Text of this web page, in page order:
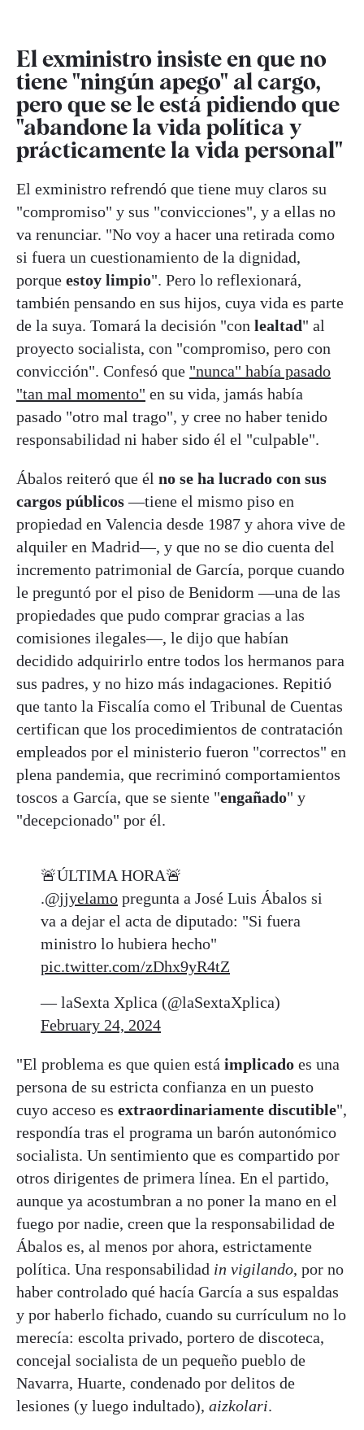
El exministro insiste en que no
tiene "ningún apego" al cargo,
pero que se le está pidiendo que
"abandone la vida política y
prácticamente la vida personal"
El exministro refrendó que tiene muy claros su
"compromiso" y sus "convicciones", y a ellas no
va renunciar. "No voy a hacer una retirada como
si fuera un cuestionamiento de la dignidad,
porque estoy limpio". Pero lo reflexionará,
también pensando en sus hijos, cuya vida es parte
de la suya. Tomará la decisión "con lealtad" al
proyecto socialista, con "compromiso, pero con
convicción". Confesó que "nunca" había pasado
"tan mal momento" en su vida, jamás había
pasado "otro mal trago", y cree no haber tenido
responsabilidad ni haber sido él el "culpable".
Ábalos reiteró que él no se ha lucrado con sus
cargos públicos—tiene el mismo piso en
propiedad en Valencia desde 1987 y ahora vive de
alquiler en Madrid—, y que no se dio cuenta del
incremento patrimonial de García, porque cuando
le preguntó por el piso de Benidorm —una de las
propiedades que pudo comprar gracias a las
comisiones ilegales—, le dijo que habían
decidido adquirirlo entre todos los hermanos para
sus padres, y no hizo más indagaciones. Repitió
que tanto la Fiscalía como el Tribunal de Cuentas
certifican que los procedimientos de contratación
empleados por el ministerio fueron "correctos" en
plena pandemia, que recriminó comportamientos
toscos a García, que se siente "engañado" y
"decepcionado" por él.
🚨ÚLTIMA HORA🚨
.@jjyelamo pregunta a José Luis Ábalos si
va a dejar el acta de diputado: "Si fuera
ministro lo hubiera hecho"
pic.twitter.com/zDhx9yR4tZ
— laSexta Xplica (@laSextaXplica)
February 24, 2024
"El problema es que quien está implicado es una
persona de su estricta confianza en un puesto
cuyo acceso es extraordinariamente discutible",
respondía tras el programa un barón autonómico
socialista. Un sentimiento que es compartido por
otros dirigentes de primera línea. En el partido,
aunque ya acostumbran a no poner la mano en el
fuego por nadie, creen que la responsabilidad de
Ábalos es, al menos por ahora, estrictamente
política. Una responsabilidad in vigilando, por no
haber controlado qué hacía García a sus espaldas
y por haberlo fichado, cuando su currículum no lo
merecía: escolta privado, portero de discoteca,
concejal socialista de un pequeño pueblo de
Navarra, Huarte, condenado por delitos de
lesiones (y luego indultado), aizkolari.